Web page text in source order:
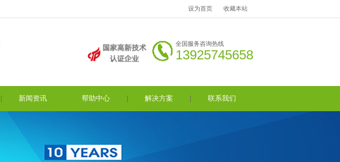
设为首页 收藏本站
全国服务咨询热线
13925745658
新闻资讯 帮助中心 解决方案 联系我们